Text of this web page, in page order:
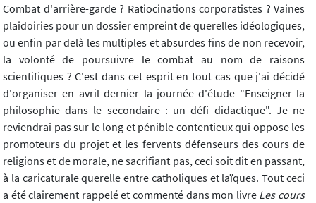
Combat d'arrière-garde ? Ratiocinations corporatistes ? Vaines
plaidoiries pour un dossier empreint de querelles idéologiques,
ou enfin par delà les multiples et absurdes fins de non recevoir,
la volonté de poursuivre le combat au nom de raisons
scientifiques ? C'est dans cet esprit en tout cas que j'ai décidé
d'organiser en avril dernier la journée d'étude "Enseigner la
philosophie dans le secondaire : un défi didactique". Je ne
reviendrai pas sur le long et pénible contentieux qui oppose les
promoteurs du projet et les fervents défenseurs des cours de
religions et de morale, ne sacrifiant pas, ceci soit dit en passant,
à la caricaturale querelle entre catholiques et laïques. Tout ceci
a été clairement rappelé et commenté dans mon livre Les cours